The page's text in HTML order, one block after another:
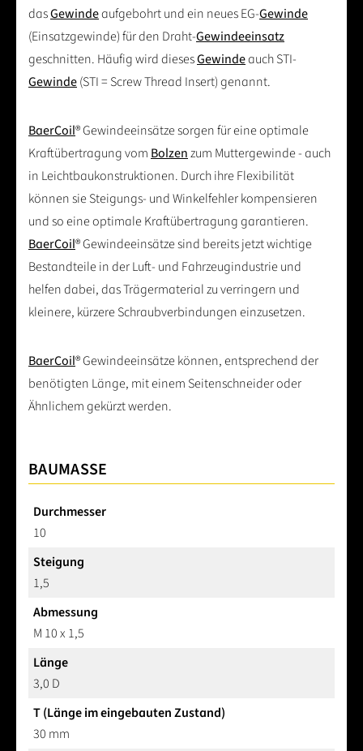
dasGewindeaufgebohrt und ein neues EG-Gewinde
(Einsatzgewinde) für den Draht-Gewindeeinsatz
geschnitten. Häufig wird diesesGewindeauch STI-
Gewinde(STI = Screw Thread Insert) genannt.
BaerCoil® Gewindeeinsätze sorgen für eine optimale
Kraftübertragung vom Bolzenzum Muttergewinde - auch
in Leichtbaukonstruktionen. Durch ihre Flexibilität
können sie Steigungs- und Winkelfehler kompensieren
und so eine optimale Kraftübertragung garantieren.
BaerCoil® Gewindeeinsätze sind bereits jetzt wichtige
Bestandteile in der Luft- und Fahrzeugindustrie und
helfen dabei, das Trägermaterial zu verringern und
kleinere, kürzere Schraubverbindungen einzusetzen.
BaerCoil® Gewindeeinsätze können, entsprechend der
benötigten Länge, mit einem Seitenschneider oder
Ähnlichem gekürzt werden.
BAUMASSE
Durchmesser
10
Steigung
1,5
Abmessung
M 10 x 1,5
Länge
3,0 D
T (Länge im eingebauten Zustand)
30 mm